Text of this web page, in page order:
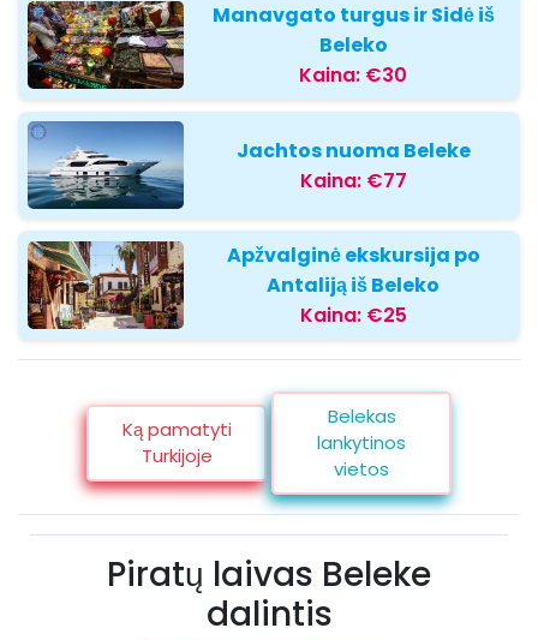
Manavgato turgus ir Sidė iš
Beleko
Kaina: €30
Jachtos nuoma Beleke
Kaina: €77
Apžvalginė ekskursija po
Antaliją iš Beleko
Kaina: €25
Ką pamatyti
Turkijoje
Belekas
lankytinos
vietos
Piratų laivas Beleke
dalintis